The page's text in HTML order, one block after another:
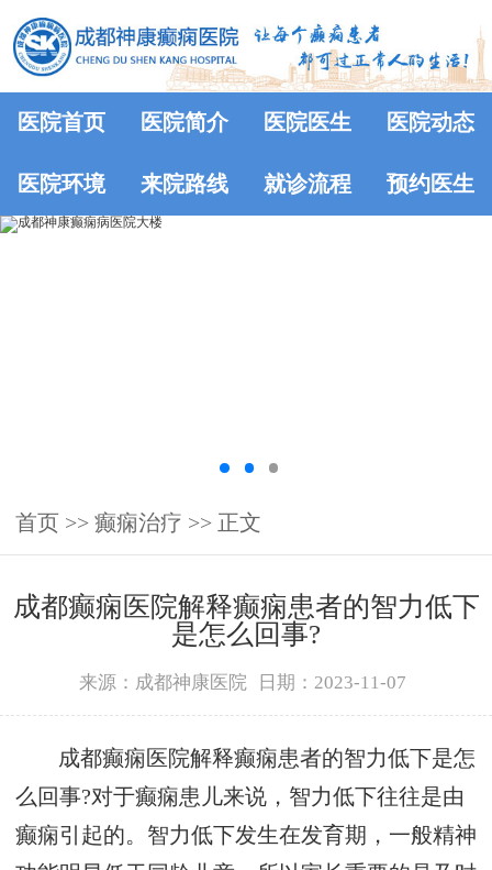
医院首页 医院简介 医院医生 医院动态
医院环境 来院路线 就诊流程 预约医生
首页 >> 癫痫治疗 >> 正文
成都癫痫医院解释癫痫患者的智力低下
是怎么回事?
来源：成都神康医院 日期：2023-11-07
成都癫痫医院解释癫痫患者的智力低下是怎
么回事?对于癫痫患儿来说，智力低下往往是由
癫痫引起的。智力低下发生在发育期，一般精神